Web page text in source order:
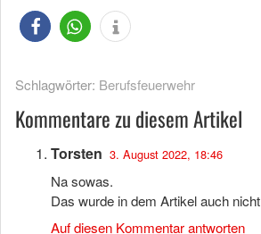
Schlagwörter: Berufsfeuerwehr
Kommentare zu diesem Artikel
Torsten 3. August 2022, 18:46
Na sowas.
Das wurde in dem Artikel auch
Auf diesen Kommentar antworten